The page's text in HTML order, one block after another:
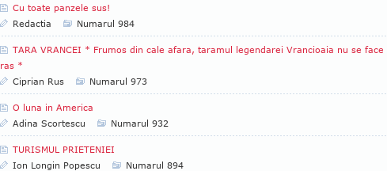
Cu toate panzele sus!
Redactia
Numarul 984
TARA VRANCEI * Frumos din cale afara, taramul legendarei Vrancioaia nu se face
ras *
Ciprian Rus
Numarul 973
O luna in America
Adina Scortescu
Numarul 932
TURISMUL PRIETENIEI
Ion Longin Popescu
Numarul 894